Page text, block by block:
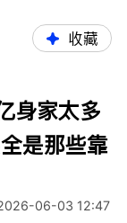
收藏
身家太多
是那些靠
06-03 12:47